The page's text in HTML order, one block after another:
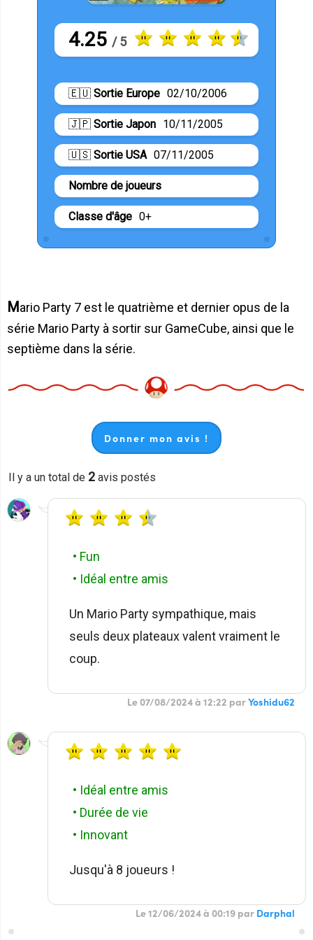
4.25 / 5
🇪🇺 Sortie Europe 02/10/2006
🇯🇵 Sortie Japon 10/11/2005
🇺🇸 Sortie USA 07/11/2005
Nombre de joueurs
Classe d'âge 0+
Mario Party 7 est le quatrième et dernier opus de la
série Mario Party à sortir sur GameCube, ainsi que le
septième dans la série.
Donner mon avis !
Il y a un total de 2 avis postés
• Fun
• Idéal entre amis
Un Mario Party sympathique, mais
seuls deux plateaux valent vraiment le
coup.
Le 07/08/2024 à 12:22 parYoshidu62
• Idéal entre amis
• Durée de vie
• Innovant
Jusqu'à 8 joueurs !
Le 12/06/2024 à 00:19 par Darphal